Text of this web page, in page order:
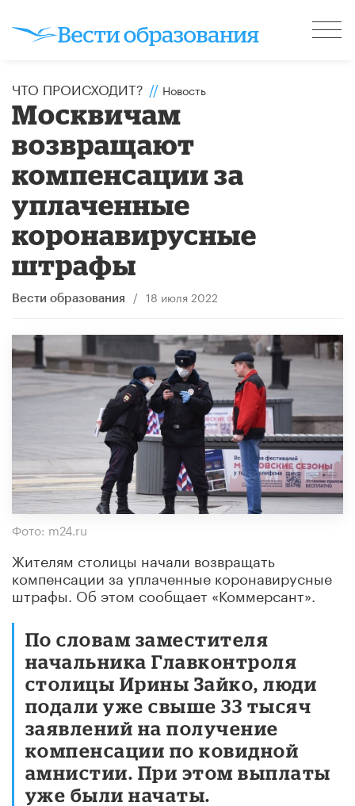
ЧТО ПРОИСХОДИТ? // Новость
Москвичам
возвращают
компенсации за
уплаченные
коронавирусные
штрафы
Вести образования / 18 июля 2022
Фото: m24.ru
Жителям столицы начали возвращать
компенсации за уплаченные коронавирусные
штрафы. Об этом сообщает «Коммерсант».
По словам заместителя
начальника Главконтроля
столицы Ирины Зайко, люди
подали уже свыше 33 тысяч
заявлений на получение
компенсации по ковидной
амнистии. При этом выплаты
уже были начаты.